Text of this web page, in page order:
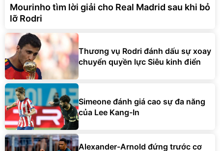
Mourinho tìm lời giải cho Real Madrid sau khi bỏ
lỡ Rodri
Thương vụ Rodri đánh dấu sự xoay
chuyển quyền lực Siêu kinh điển
Simeone đánh giá cao sự đa năng
của Lee Kang-In
Alexander-Arnold đứng trước cơ